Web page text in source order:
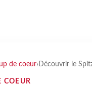
de coeur› Découvrir le
COEUR